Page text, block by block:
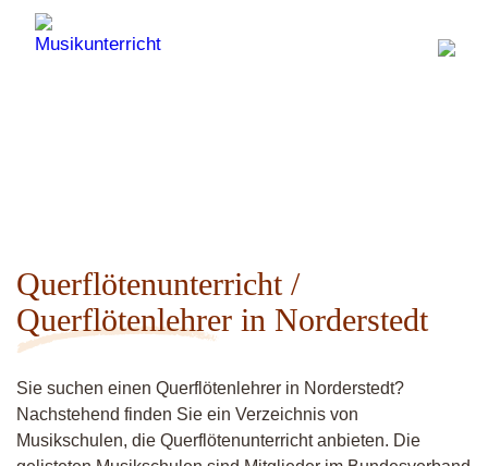
Querflötenunterricht /
Querflötenlehrer in Norderstedt
Sie suchen einen Querflötenlehrer in Norderstedt?
Nachstehend finden Sie ein Verzeichnis von
Musikschulen, die Querflötenunterricht anbieten. Die